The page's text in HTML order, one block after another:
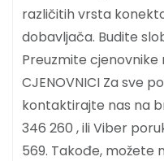
različitih vrsta
dobavljača. Budite
Preuzmite
CJENOVNICI Za sve
kontaktirajte nas na
346 260 , ili Viber
569. Takođe, možete